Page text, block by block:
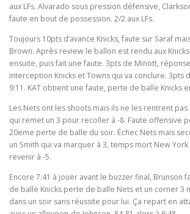
aux LFs. Alvarado sous pression défensive,
faute en bout de possession. 2/2 aux LFs.
Toujours 10pts d’avance Knicks, faute sur Saraf
Brown. Après review le ballon est rendu aux
ensuite, puis fait une faute. 3pts de Minott,
interception Knicks et Towns qui va conclure. 3pts
9:11. KAT obtient une faute, perte de balle Knicks
Les Nets ont les shoots mais ils ne les rentrent
qui remet un 3 pour recoller à -8. Faute offensive
20eme perte de balle du soir. Échec Nets mais
un Smith qui va marquer à 3, temps mort New
revenir à -5.
Encore 7:41 à jouer avant le buzzer final, Brunson
de balle Knicks perte de balle Nets et un corner 3
dans un soir sans réussite pour lui. Ça repart en